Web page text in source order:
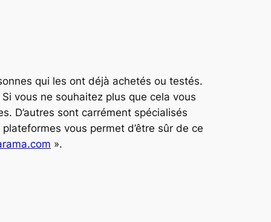
qui les ont déjà achetés ou testés.
vous ne souhaitez plus que cela vous
D’autres sont carrément spécialisés
vous permet d’être sûr de ce
».